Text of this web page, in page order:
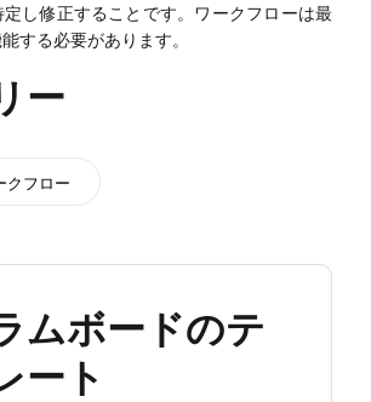
し修正することです。ワークフローは最
する必要があります。
ー
クフロー
ムボードのテ
ート